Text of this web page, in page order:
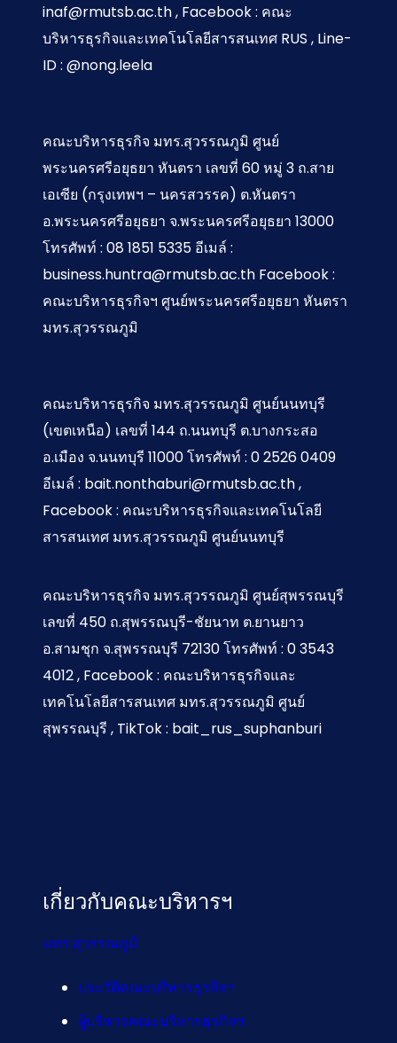
inaf@rmutsb.ac.th , Facebook : คณะ
บริหารธุรกิจและเทคโนโลยีสารสนเทศ RUS , Line-
ID : @nong.leela
คณะบริหารธุรกิจ มทร.สุวรรณภูมิ ศูนย์
พระนครศรีอยุธยา หันตรา เลขที่ 60 หมู่ 3 ถ.สาย
เอเซีย (กรุงเทพฯ – นครสวรรค) ต.หันตรา
อ.พระนครศรีอยุธยา จ.พระนครศรีอยุธยา 13000
โทรศัพท์ : 08 1851 5335 อีเมล์ :
business.huntra@rmutsb.ac.th Facebook :
คณะบริหารธุรกิจฯ ศูนย์พระนครศรีอยุธยา หันตรา
มทร.สุวรรณภูมิ
คณะบริหารธุรกิจ มทร.สุวรรณภูมิ ศูนย์นนทบุรี
(เขตเหนือ) เลขที่ 144 ถ.นนทบุรี ต.บางกระสอ
อ.เมือง จ.นนทบุรี 11000 โทรศัพท์ : 0 2526 0409
อีเมล์ : bait.nonthaburi@rmutsb.ac.th ,
Facebook : คณะบริหารธุรกิจและเทคโนโลยี
สารสนเทศ มทร.สุวรรณภูมิ ศูนย์นนทบุรี
คณะบริหารธุรกิจ มทร.สุวรรณภูมิ ศูนย์สุพรรณบุรี
เลขที่ 450 ถ.สุพรรณบุรี-ชัยนาท ต.ยานยาว
อ.สามชุก จ.สุพรรณบุรี 72130 โทรศัพท์ : 0 3543
4012 , Facebook : คณะบริหารธุรกิจและ
เทคโนโลยีสารสนเทศ มทร.สุวรรณภูมิ ศูนย์
สุพรรณบุรี , TikTok : bait_rus_suphanburi
เกี่ยวกับคณะบริหารฯ
มทร.สุวรรณภูมิ
ประวัติคณะบริหารธุรกิจฯ
ผู้บริหารคณะบริหารธุรกิจฯ